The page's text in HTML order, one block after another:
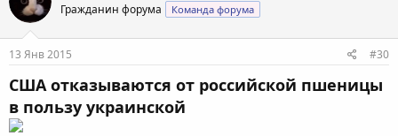
Гражданин форума Команда форума
13 Янв 2015 #30
США отказываются от российской пшеницы
в пользу украинской